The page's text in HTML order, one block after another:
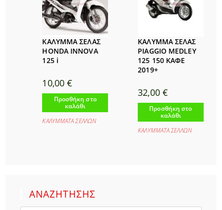
ΚΑΛΥΜΜΑ ΣΕΛΑΣ
HONDA INNOVA
125 i
10,00€
Προσθήκη στο
καλάθι
ΚΑΛΥΜΜΑΤΑ ΣΕΛΛΩΝ
ΚΑΛΥΜΜΑ ΣΕΛΑΣ
PIAGGIO MEDLEY
125 150 ΚΑΦΕ
2019+
32,00 €
Προσθήκη στο
καλάθι
ΚΑΛΥΜΜΑΤΑ ΣΕΛΛΩΝ
ΑΝΑΖΗΤΗΣΗΣ